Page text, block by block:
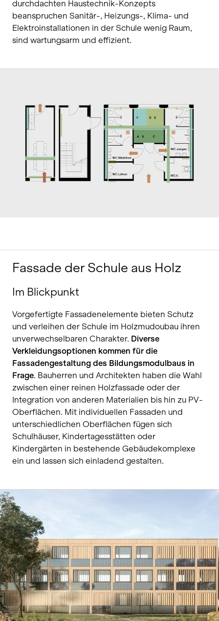
durchdachten Haustechnik-Konzepts
beanspruchen Sanitär-, Heizungs-, Klima- und
Elektroinstallationen in der Schule wenig Raum,
sind wartungsarm und effizient.
Fassade der Schule aus Holz
Im Blickpunkt
Vorgefertigte Fassadenelemente bieten Schutz
und verleihen der Schule im Holzmudoubau ihren
unverwechselbaren Charakter. Diverse
Verkleidungsoptionen kommen für die
Fassadengestaltung des Bildungsmodulbaus in
Frage. Bauherren und Architekten haben die Wahl
zwischen einer reinen Holzfassade oder der
Integration von anderen Materialien bis hin zu PV-
Oberflächen. Mit individuellen Fassaden und
unterschiedlichen Oberflächen fügen sich
Schulhäuser, Kindertagesstätten oder
Kindergärten in bestehende Gebäudekomplexe
ein und lassen sich einladend gestalten.